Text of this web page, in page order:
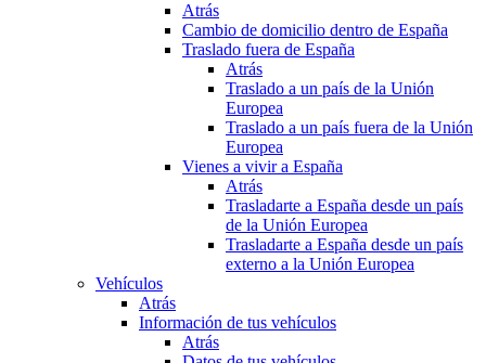
Atrás
Cambio de domicilio dentro de España
Traslado fuera de España
Atrás
Traslado a un país de la Unión
Europea
Traslado a un país fuera de la Unión
Europea
Vienes a vivir a España
Atrás
Trasladarte a España desde un país
de la Unión Europea
Trasladarte a España desde un país
externo a la Unión Europea
Vehículos
Atrás
Información de tus vehículos
Atrás